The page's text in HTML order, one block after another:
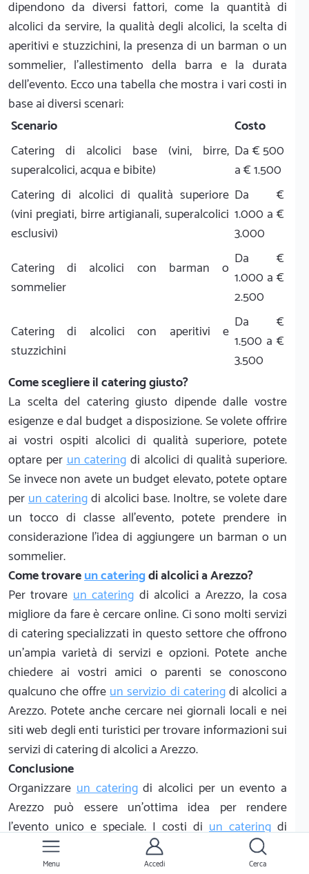
dipendono da diversi fattori, come la quantità di
alcolici da servire, la qualità degli alcolici, la scelta di
aperitivi e stuzzichini, la presenza di un barman o un
sommelier, l'allestimento della barra e la durata
dell'evento. Ecco una tabella che mostra i vari costi in
base ai diversi scenari:
Scenario
Costo
Catering di alcolici base (vini, birre,
superalcolici, acqua e bibite)
Da € 500
a € 1.500
Catering di alcolici di qualità superiore
(vini pregiati, birre artigianali, superalcolici
esclusivi)
Da €
1.000 a €
3.000
Catering di alcolici con barman o
sommelier
Da €
1.000 a €
2.500
Catering di alcolici con aperitivi e
stuzzichini
Da €
1.500 a €
3.500
Come scegliere il catering giusto?
La scelta del catering giusto dipende dalle vostre
esigenze e dal budget a disposizione. Se volete offrire
ai vostri ospiti alcolici di qualità superiore, potete
optare perun catering di alcolici di qualità superiore.
Se invece non avete un budget elevato, potete optare
perun cateringdi alcolici base. Inoltre, se volete dare
un tocco di classe all'evento, potete prendere in
considerazione l'idea di aggiungere un barman o un
sommelier.
Come trovareun cateringdi alcolici a Arezzo?
Per trovare un catering di alcolici a Arezzo, la cosa
migliore da fare è cercare online. Ci sono molti servizi
di catering specializzati in questo settore che offrono
un'ampia varietà di servizi e opzioni. Potete anche
chiedere ai vostri amici o parenti se conoscono
qualcuno che offreun servizio di cateringdi alcolici a
Arezzo. Potete anche cercare nei giornali locali e nei
siti web degli enti turistici per trovare informazioni sui
servizi di catering di alcolici a Arezzo.
Conclusione
Organizzareun cateringdi alcolici per un evento a
Arezzo può essere un'ottima idea per rendere
l'evento unico e speciale. I costi diun cateringdi
alcolici possono variare a seconda della quantità di
alcolici da servire, della qualità degli alcolici, della
Menu Accedi Cerca